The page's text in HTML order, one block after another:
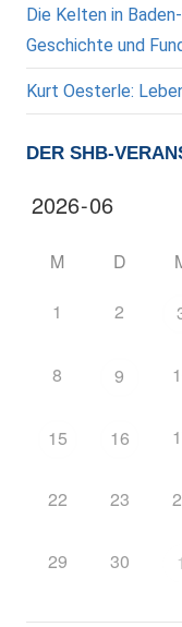
Die Kelten in
Geschichte und
Kurt Oesterle:
DER SHB-
M D
1 2
8 9
15 16
22 23
29 30 1